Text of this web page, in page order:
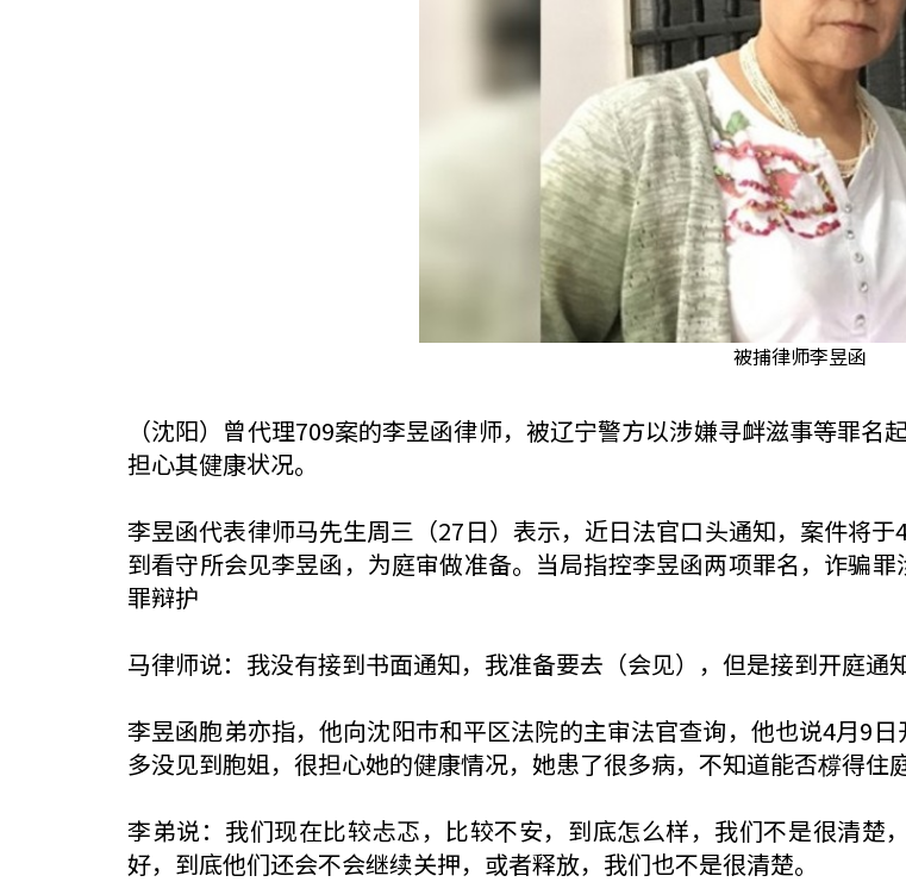
被捕律师李昱函
（沈阳）曾代理709案的李昱函律师，被辽宁警方以涉嫌寻衅滋事等罪
担心其健康状况。
李昱函代表律师马先生周三（27日）表示，近日法官口头通知，案件将
到看守所会见李昱函，为庭审做准备。当局指控李昱函两项罪名，诈骗
罪辩护
马律师说：我没有接到书面通知，我准备要去（会见），但是接到开庭通
李昱函胞弟亦指，他向沈阳巿和平区法院的主审法官查询，他也说4月9
多没见到胞姐，很担心她的健康情况，她患了很多病，不知道能否橕得住
李弟说：我们现在比较忐忑，比较不安，到底怎么样，我们不是很清楚
好，到底他们还会不会继续关押，或者释放，我们也不是很清楚。